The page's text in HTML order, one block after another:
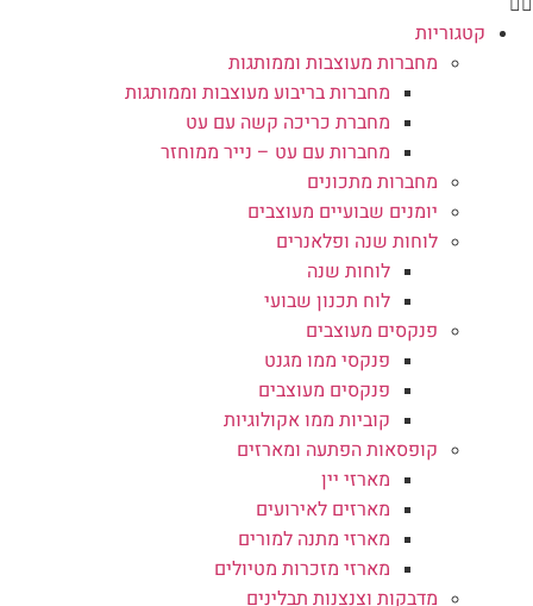
קטגוריות
מחברות מעוצבות וממותגות
מחברות בריבוע מעוצבות וממותגות
מחברת כריכה קשה עם עט
מחברות עם עט – נייר ממוחזר
מחברות מתכונים
יומנים שבועיים מעוצבים
לוחות שנה ופלאנרים
לוחות שנה
לוח תכנון שבועי
פנקסים מעוצבים
פנקסי ממו מגנט
פנקסים מעוצבים
קוביות ממו אקולוגיות
קופסאות הפתעה ומארזים
מארזי יין
מארזים לאירועים
מארזי מתנה למורים
מארזי מזכרות מטיולים
מדבקות וצנצנות תבלינים